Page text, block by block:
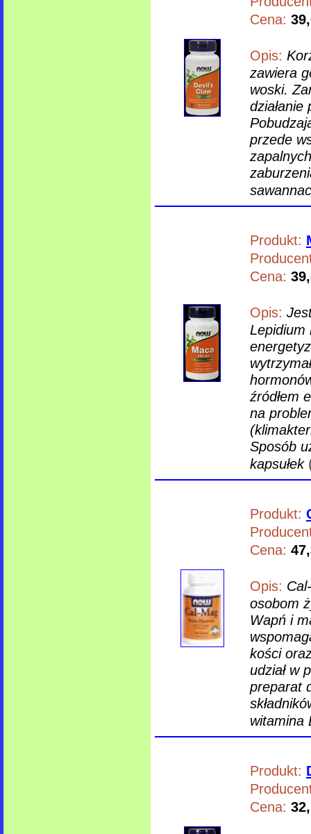
Cena:
Opis:
zawiera
woski.
przede
Produkt:
Cena:
Opis:
Lepidium
źródłem
na
Sposób
kapsułek
Produkt:
Cena:
Opis:
osobom
Wapń i
kości
udział w
preparat
witamina
Produkt:
Cena: